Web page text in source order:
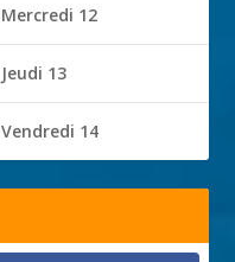
Mercredi 12
Jeudi 13
Vendredi 14